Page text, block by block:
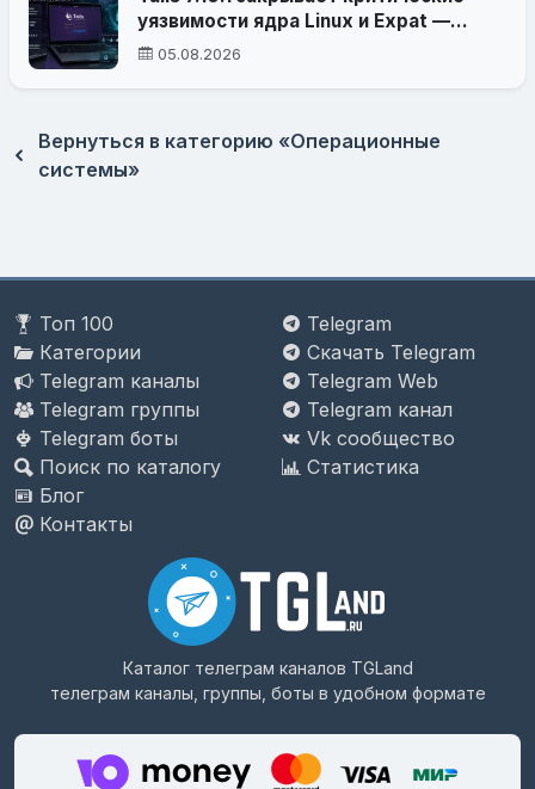
уязвимости ядра Linux и Expat —
атака могла привести к
05.08.2026
Вернуться в категорию «Операционные
системы»
Топ 100
Категории
Telegram каналы
Telegram группы
Telegram боты
Поиск по каталогу
Блог
Контакты
Telegram
Скачать Telegram
Telegram Web
Telegram канал
Vk сообщество
Статистика
Каталог телеграм каналов TGLand
телеграм каналы, группы, боты в удобном формате